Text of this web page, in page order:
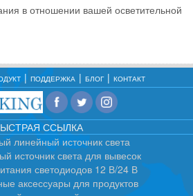
в отношении вашей осветительной
ПОДДЕРЖКА БЛОГ КОНТАКТ
ССЫЛКА
линейный источник света
источник света для вывесок
светодиодов 12 В/24 В
аксессуары для продуктов